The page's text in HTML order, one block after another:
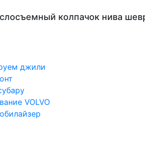
колпачок нива
джили
VOLVO